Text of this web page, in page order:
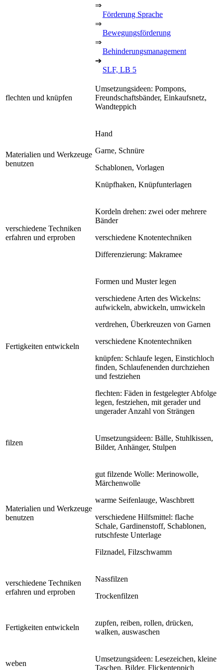
⇒
Förderung Sprache
⇒
Bewegungsförderung
⇒
Behinderungsmanagement
➔
SLF, LB 5
flechten und knüpfen
Umsetzungsideen: Pompons,
Freundschaftsbänder, Einkaufsnetz,
Wandteppich
Materialien und Werkzeuge
benutzen
Hand
Garne, Schnüre
Schablonen, Vorlagen
Knüpfhaken, Knüpfunterlagen
verschiedene Techniken
erfahren und erproben
Kordeln drehen: zwei oder mehrere
Bänder
verschiedene Knotentechniken
Differenzierung: Makramee
Fertigkeiten entwickeln
Formen und Muster legen
verschiedene Arten des Wickelns:
aufwickeln, abwickeln, umwickeln
verdrehen, Überkreuzen von Garnen
verschiedene Knotentechniken
knüpfen: Schlaufe legen, Einstichloch
finden, Schlaufenenden durchziehen
und festziehen
flechten: Fäden in festgelegter Abfolge
legen, festziehen, mit gerader und
ungerader Anzahl von Strängen
filzen
Umsetzungsideen: Bälle, Stuhlkissen,
Bilder, Anhänger, Stulpen
Materialien und Werkzeuge
benutzen
gut filzende Wolle: Merinowolle,
Märchenwolle
warme Seifenlauge, Waschbrett
verschiedene Hilfsmittel: flache
Schale, Gardinenstoff, Schablonen,
rutschfeste Unterlage
Filznadel, Filzschwamm
verschiedene Techniken
erfahren und erproben
Nassfilzen
Trockenfilzen
Fertigkeiten entwickeln
zupfen, reiben, rollen, drücken,
walken, auswaschen
weben
Umsetzungsideen: Lesezeichen, kleine
Taschen, Bilder, Flickenteppich